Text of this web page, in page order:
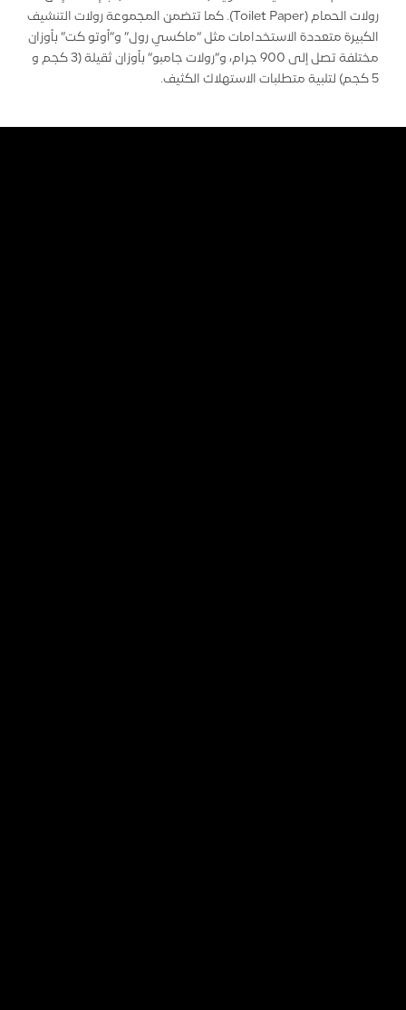
رولات الحمام (Toilet Paper). كما تتضمن المجموعة رولات التنشيف
الكبيرة متعددة الاستخدامات مثل “ماكسي رول” و”أوتو كت” بأوزان
مختلفة تصل إلى 900 جرام، و”رولات جامبو” بأوزان ثقيلة (3 كجم و
5 كجم) لتلبية متطلبات الاستهلاك الكثيف.